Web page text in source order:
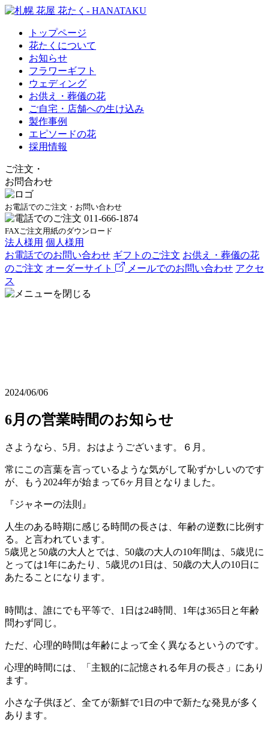
トップページ
花たくについて
お知らせ
フラワーギフト
ウェディング
お供え・葬儀の花
ご自宅・店舗への生け込み
製作事例
エピソードの花
採用情報
ご注文 ・
お問合わせ
お電話でのご注文・お問い合わせ
FAXご注文用紙のダウンロード
法人様用 個人様用
お電話でのお問い合わせ ギフトのご注文 お供え・葬儀の花
のご注文 オーダーサイト メールでのお問い合わせ アクセ
ス
2024/06/06
6月の営業時間のお知らせ
さようなら、5月。おはようございます。６月。
常にこの言葉を言っているような気がして恥ずかしいのです
が、もう2024年が始まって6ヶ月目となりました。
『ジャネーの法則』
人生のある時期に感じる時間の長さは、年齢の逆数に比例す
る。と言われています。
5歳児と50歳の大人とでは、50歳の大人の10年間は、5歳児に
とっては1年にあたり、5歳児の1日は、50歳の大人の10日に
あたることになります。
時間は、誰にでも平等で、1日は24時間、1年は365日と年齢
問わず同じ。
ただ、心理的時間は年齢によって全く異なるというのです。
心理的時間には、「主観的に記憶される年月の長さ」にあり
ます。
小さな子供ほど、全てが新鮮で1日の中で新たな発見が多く
あります。